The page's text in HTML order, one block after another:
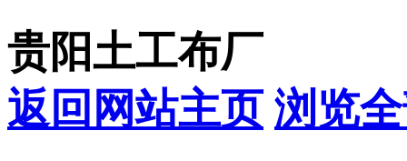
贵阳土工布厂
返回网站主页 浏览